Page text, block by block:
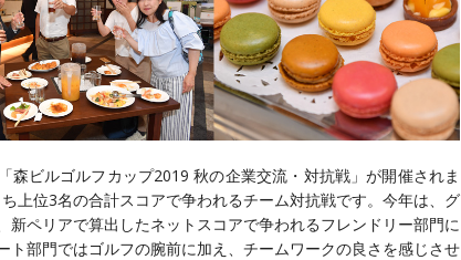
ビルゴルフカップ2019 秋の企業交流・対抗戦」が開催されま
上位3名の合計スコアで争われるチーム対抗戦です。今年は、グ
ペリアで算出したネットスコアで争われるフレンドリー部門に
部門ではゴルフの腕前に加え、チームワークの良さを感じさせ